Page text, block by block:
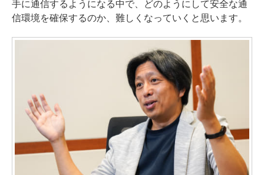
手に通信するようになる中で、どのようにして安全な通
信環境を確保するのか、難しくなっていくと思います。